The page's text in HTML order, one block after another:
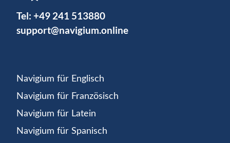
Tel: +49 241 513880
support@navigium.online
Navigium für Englisch
Navigium für Französisch
Navigium für Latein
Navigium für Spanisch